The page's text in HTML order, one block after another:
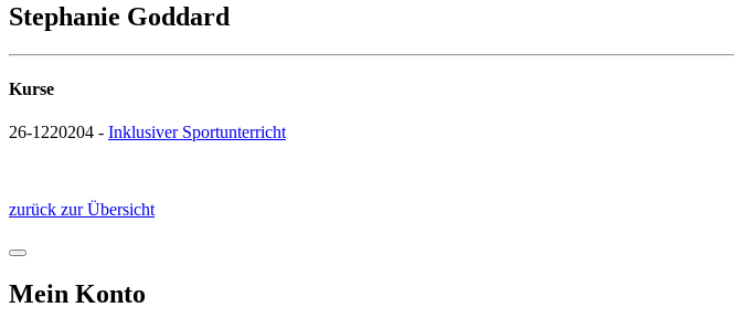
Stephanie Goddard
Kurse
26-1220204 - Inklusiver Sportunterricht
zurück zur Übersicht
Mein Konto